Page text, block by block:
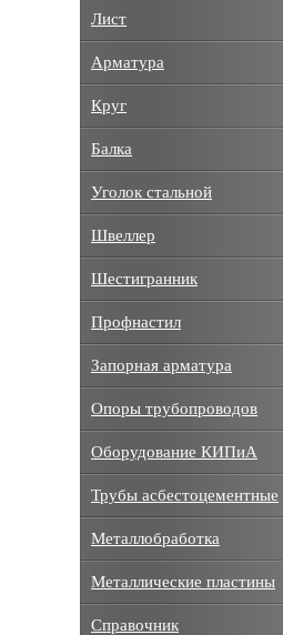
Лист
Арматура
Круг
Балка
Уголок стальной
Швеллер
Шестигранник
Профнастил
Запорная арматура
Опоры трубопроводов
Оборудование КИПиА
Трубы асбестоцементные
Металлобработка
Металлические пластины
Справочник